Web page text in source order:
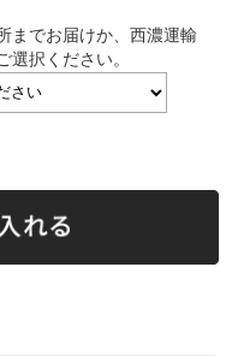
までお届けか、西濃運輸
選択ください。